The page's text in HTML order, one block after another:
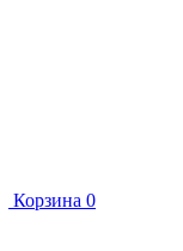
Корзина 0